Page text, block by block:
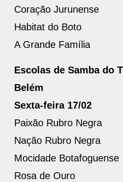
Coração Jurunense
Habitat do Boto
A Grande Família
Escolas de Samba do
Belém
Sexta-feira 17/02
Paixão Rubro Negra
Nação Rubro Negra
Mocidade Botafoguense
Rosa de Ouro